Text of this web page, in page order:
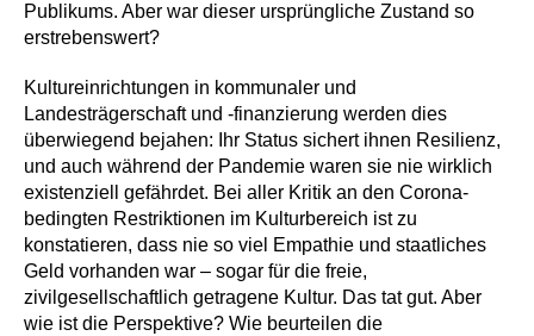
Publikums. Aber war dieser ursprüngliche Zustand so
erstrebenswert?
Kultureinrichtungen in kommunaler und
Landesträgerschaft und -finanzierung werden dies
überwiegend bejahen: Ihr Status sichert ihnen Resilienz,
und auch während der Pandemie waren sie nie wirklich
existenziell gefährdet. Bei aller Kritik an den Corona-
bedingten Restriktionen im Kulturbereich ist zu
konstatieren, dass nie so viel Empathie und staatliches
Geld vorhanden war – sogar für die freie,
zivilgesellschaftlich getragene Kultur. Das tat gut. Aber
wie ist die Perspektive? Wie beurteilen die